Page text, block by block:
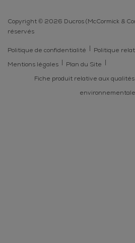
Copyright © 2026 Ducros (McCormick &
réservés
Politique de confidentialité
Politique
Mentions légales
Plan du Site
Fiche produit relative aux